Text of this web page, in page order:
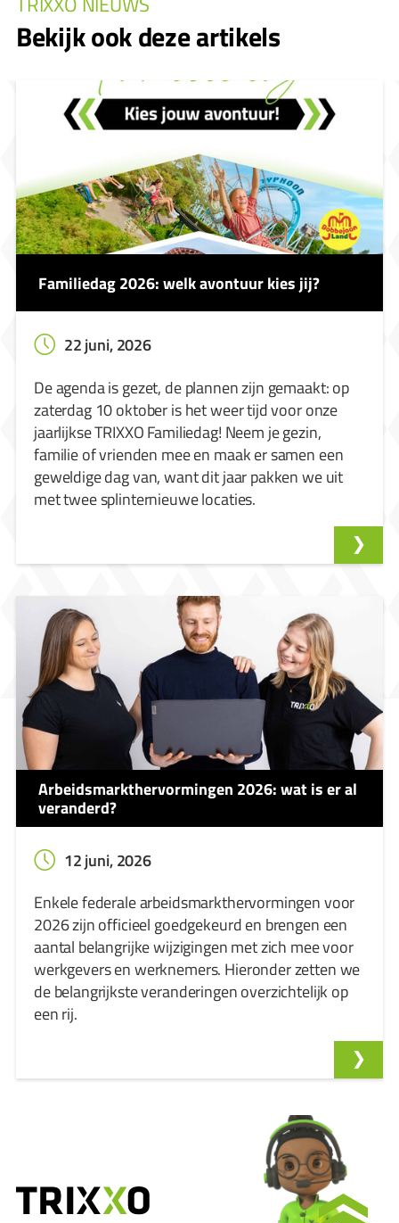
Bekijk ook deze artikels
Familiedag 2026: welk avontuur kies jij?
22 juni, 2026
De agenda is gezet, de plannen zijn gemaakt: op
zaterdag 10 oktober is het weer tijd voor onze
jaarlijkse TRIXXO Familiedag! Neem je gezin,
familie of vrienden mee en maak er samen een
geweldige dag van, want dit jaar pakken we uit
met twee splinternieuwe locaties.
Arbeidsmarkthervormingen 2026: wat is er al
veranderd?
12 juni, 2026
Enkele federale arbeidsmarkthervormingen voor
2026 zijn officieel goedgekeurd en brengen een
aantal belangrijke wijzigingen met zich mee voor
werkgevers en werknemers. Hieronder zetten we
de belangrijkste veranderingen overzichtelijk op
een rij.